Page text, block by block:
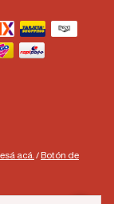
acá./ Botón de